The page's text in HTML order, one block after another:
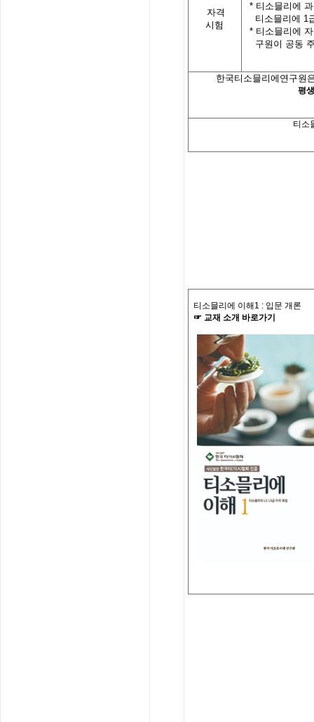
자격
시험
* 티소믈리에
티소믈리에 1
* 티소믈리에
구원이 공동
한국티소믈리에연구원
평
티소
티소믈리에 이해 1 : 입문 개론
☞ 교재 소개 바로가기